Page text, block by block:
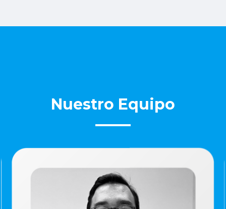
Nuestro Equipo